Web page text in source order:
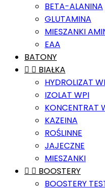
BETA-ALANINA
GLUTAMINA
MIESZANKI
EAA
BATONY
  BIAŁKA
HYDROLIZAT
IZOLAT WPI
KONCENTRAT
KAZEINA
ROŚLINNE
JAJECZNE
MIESZANKI
  BOOSTERY
BOOSTERY